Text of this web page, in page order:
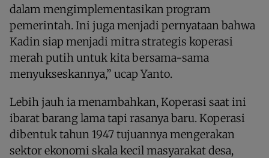
dalam mengimplementasikan program
pemerintah. Ini juga menjadi pernyataan bahwa
Kadin siap menjadi mitra strategis koperasi
merah putih untuk kita bersama-sama
menyukseskannya,” ucap Yanto.
Lebih jauh ia menambahkan, Koperasi saat ini
ibarat barang lama tapi rasanya baru. Koperasi
dibentuk tahun 1947 tujuannya mengerakan
sektor ekonomi skala kecil masyarakat desa,